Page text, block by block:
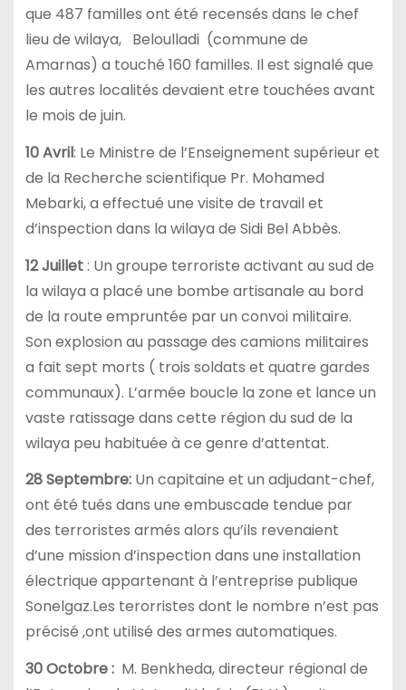
que 487 familles ont été recensés dans le chef
lieu de wilaya, Beloulladi (commune de
Amarnas) a touché 160 familles. Il est signalé que
les autres localités devaient etre touchées avant
le mois de juin.
10 Avril: Le Ministre de l’Enseignement supérieur et
de la Recherche scientifique Pr. Mohamed
Mebarki, a effectué une visite de travail et
d’inspection dans la wilaya de Sidi Bel Abbès.
12 Juillet: Un groupe terroriste activant au sud de
la wilaya a placé une bombe artisanale au bord
de la route empruntée par un convoi militaire.
Son explosion au passage des camions militaires
a fait sept morts ( trois soldats et quatre gardes
communaux). L’armée boucle la zone et lance un
vaste ratissage dans cette région du sud de la
wilaya peu habituée à ce genre d’attentat.
28 Septembre:Un capitaine et un adjudant-chef,
ont été tués dans une embuscade tendue par
des terroristes armés alors qu’ils revenaient
d’une mission d’inspection dans une installation
électrique appartenant à l’entreprise publique
Sonelgaz.Les terorristes dont le nombre n’est pas
précisé ,ont utilisé des armes automatiques.
30 Octobre : M. Benkheda, directeur régional de